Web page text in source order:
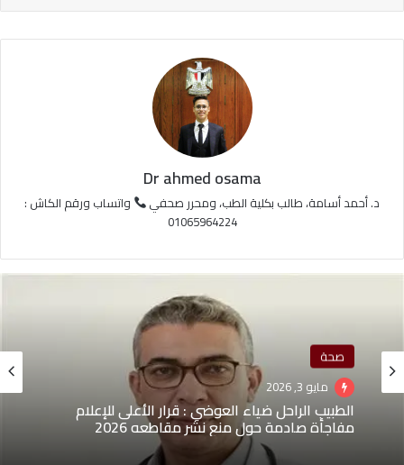
Dr ahmed osama
د. أحمد أسامة، طالب بكلية الطب، ومحرر صحفي
واتساب ورقم الكاش :
01065964224
صحة
مايو 3, 2026
الطبيب الراحل ضياء العوضي : قرار الأعلى للإعلام
مفاجأة صادمة حول منع نشر مقاطعه 2026